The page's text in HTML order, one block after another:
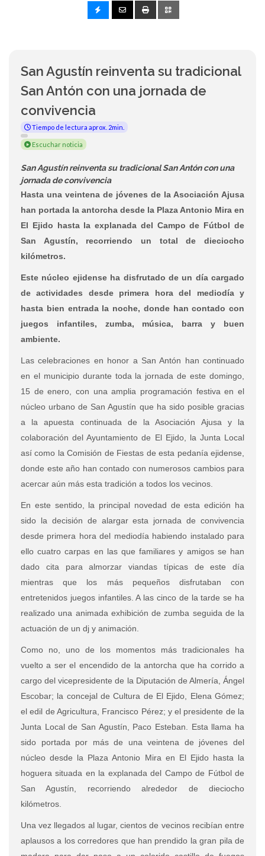
San Agustín reinventa su tradicional
San Antón con una jornada de
convivencia
Tiempo de lectura aprox. 2min.
Escuchar noticia
San Agustín reinventa su tradicional San Antón con una
jornada de convivencia
Hasta una veintena de jóvenes de la Asociación Ajusa
han portada la antorcha desde la Plaza Antonio Mira en
El Ejido hasta la explanada del Campo de Fútbol de
San Agustín, recorriendo un total de dieciocho
kilómetros.
Este núcleo ejidense ha disfrutado de un día cargado
de actividades desde primera hora del mediodía y
hasta bien entrada la noche, donde han contado con
juegos infantiles, zumba, música, barra y buen
ambiente.
Las celebraciones en honor a San Antón han continuado
en el municipio durante toda la jornada de este domingo,
15 de enero, con una amplia programación festiva en el
núcleo urbano de San Agustín que ha sido posible gracias
a la apuesta continuada de la Asociación Ajusa y la
colaboración del Ayuntamiento de El Ejido, la Junta Local
así como la Comisión de Fiestas de esta pedanía ejidense,
donde este año han contado con numerosos cambios para
acercar aún más esta tradición a todos los vecinos.
En este sentido, la principal novedad de esta edición ha
sido la decisión de alargar esta jornada de convivencia
desde primera hora del mediodía habiendo instalado para
ello cuatro carpas en las que familiares y amigos se han
dado cita para almorzar viandas típicas de este día
mientras que los más pequeños disfrutaban con
entretenidos juegos infantiles. A las cinco de la tarde se ha
realizado una animada exhibición de zumba seguida de la
actuación de un dj y animación.
Como no, uno de los momentos más tradicionales ha
vuelto a ser el encendido de la antorcha que ha corrido a
cargo del vicepresidente de la Diputación de Almería, Ángel
Escobar; la concejal de Cultura de El Ejido, Elena Gómez;
el edil de Agricultura, Francisco Pérez; y el presidente de la
Junta Local de San Agustín, Paco Esteban. Esta llama ha
sido portada por más de una veintena de jóvenes del
núcleo desde la Plaza Antonio Mira en El Ejido hasta la
hoguera situada en la explanada del Campo de Fútbol de
San Agustín, recorriendo alrededor de dieciocho
kilómetros.
Una vez llegados al lugar, cientos de vecinos recibían entre
aplausos a los corredores que han prendido la gran pila de